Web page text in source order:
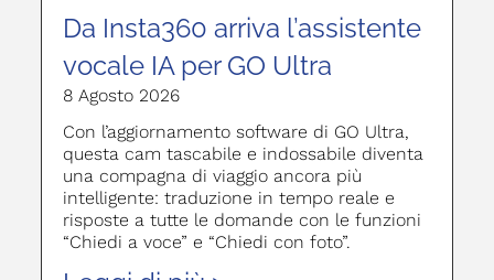
Da Insta360 arriva l’assistente
vocale IA per GO Ultra
8 Agosto 2026
Con l’aggiornamento software di GO Ultra,
questa cam tascabile e indossabile diventa
una compagna di viaggio ancora più
intelligente: traduzione in tempo reale e
risposte a tutte le domande con le funzioni
“Chiedi a voce” e “Chiedi con foto”.